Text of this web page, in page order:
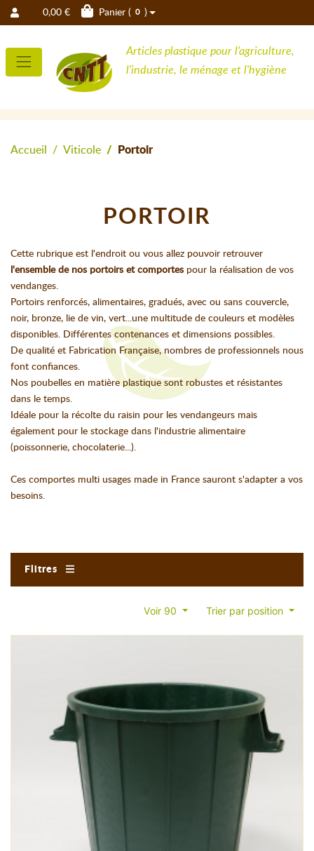
0,00 € Panier ( 0 )
Articles plastique pour l'agriculture,
l'industrie, le ménage et l'hygiène
Accueil Viticole Portoir
PORTOIR
Cette rubrique est l'endroit ou vous allez pouvoir retrouver
l'ensemble de nos portoirs et comportes pour la réalisation de vos
vendanges.
Portoirs renforcés, alimentaires, gradués, avec ou sans couvercle,
noir, bronze, lie de vin, vert...une multitude de couleurs et modèles
disponibles. Différentes contenances et dimensions possibles.
De qualité et Fabrication Française, nombres de professionnels nous
font confiances.
Nos poubelles en matière plastique sont robustes et résistantes
dans le temps.
Idéale pour la récolte du raisin pour les vendangeurs mais
également pour le stockage dans l'industrie alimentaire
(poissonnerie, chocolaterie...).
Ces comportes multi usages made in France sauront s'adapter a vos
besoins.
Filtres
Voir 90 Trier par position